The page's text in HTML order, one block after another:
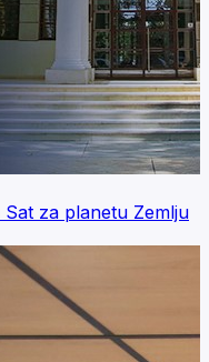
za planetu Zemlju